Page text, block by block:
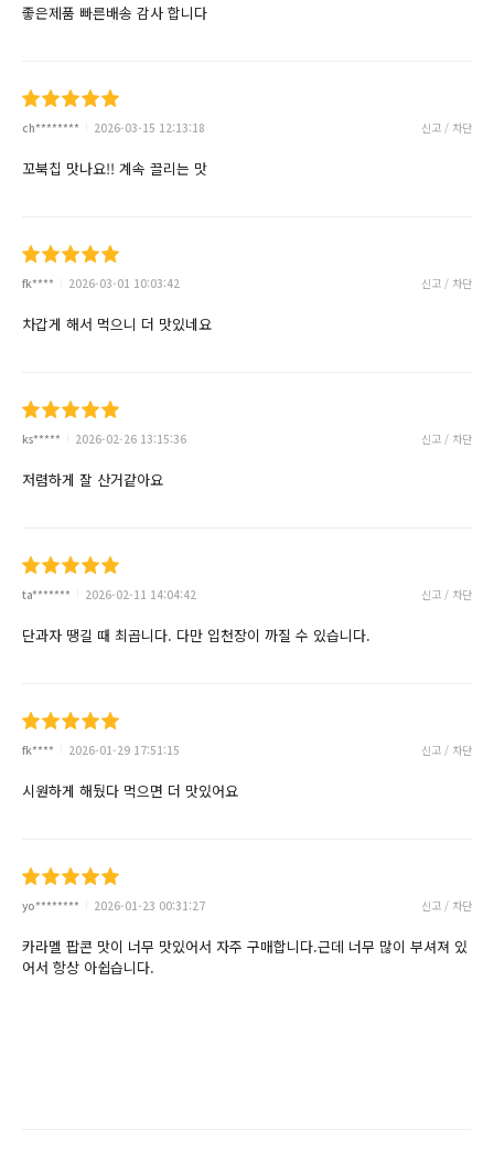
좋은제품 빠른배송 감사 합니다
ch******** 2026-03-15 12:13:18 신고 / 차단
꼬북칩 맛나요!! 계속 끌리는 맛
fk**** 2026-03-01 10:03:42 신고 / 차단
차갑게 해서 먹으니 더 맛있네요
ks***** 2026-02-26 13:15:36 신고 / 차단
저렴하게 잘 산거같아요
ta******* 2026-02-11 14:04:42 신고 / 차단
단과자 땡길 때 최곱니다. 다만 입천장이 까질 수 있습니다.
fk**** 2026-01-29 17:51:15 신고 / 차단
시원하게 해뒀다 먹으면 더 맛있어요
yo******** 2026-01-23 00:31:27 신고 / 차단
카라멜 팝콘 맛이 너무 맛있어서 자주 구매합니다.근데 너무 많이 부셔져 있
어서 항상 아쉽습니다.